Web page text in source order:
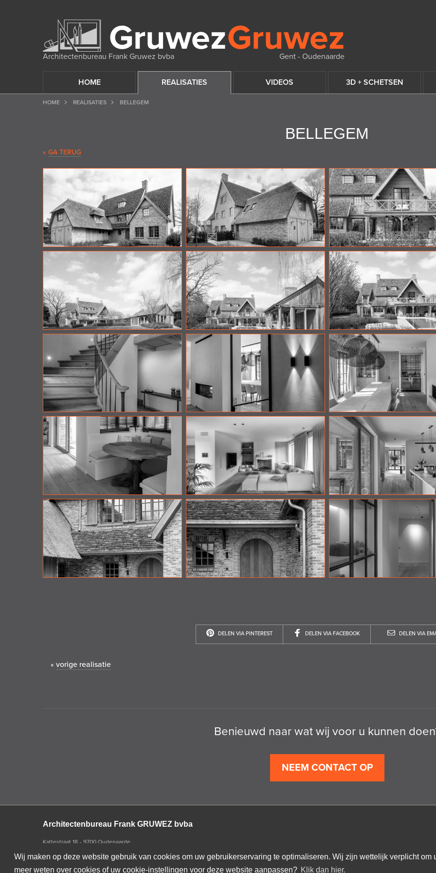
Wij maken op deze website gebruik van cookies om uw gebruikerservaring te optimaliseren. Wij zijn wettelijk verplicht om
meer weten over cookies of uw cookie-instellingen voor deze website aanpassen? Klik dan hier.
Architectenbureau Frank Gruwez bvba Gent - Oudenaarde
HOME REALISATIES VIDEOS 3D + SCHETSEN
HOME REALISATIES BELLEGEM
BELLEGEM
« GA TERUG
DELEN VIA PINTEREST DELEN VIA FACEBOOK DELEN VIA
« vorige realisatie
Benieuwd naar wat wij voor u kunnen
NEEM CONTACT OP
Architectenbureau Frank GRUWEZ bvba
Kattestraat 18
9700 Oudenaarde
Privacy disclaimer